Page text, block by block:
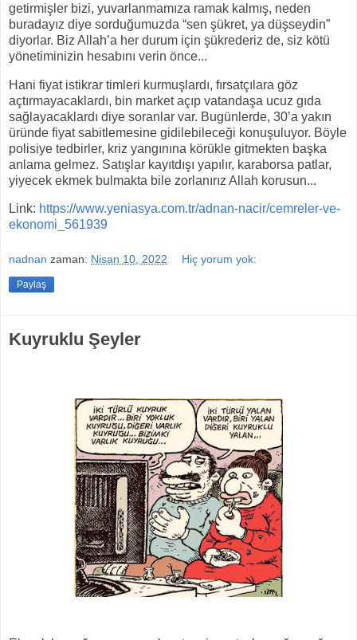
getirmişler bizi, yuvarlanmamıza ramak kalmış, neden
buradayız diye sorduğumuzda “sen şükret, ya düşseydin”
diyorlar. Biz Allah’a her durum için şükrederiz de, siz kötü
yönetiminizin hesabını verin önce...
Hani fiyat istikrar timleri kurmuşlardı, fırsatçılara göz
açtırmayacaklardı, bin market açıp vatandaşa ucuz gıda
sağlayacaklardı diye soranlar var. Bugünlerde, 30’a yakın
üründe fiyat sabitlemesine gidilebileceği konuşuluyor. Böyle
polisiye tedbirler, kriz yangınına körükle gitmekten başka
anlama gelmez. Satışlar kayıtdışı yapılır, karaborsa patlar,
yiyecek ekmek bulmakta bile zorlanırız Allah korusun...
Link: https://www.yeniasya.com.tr/adnan-nacir/cemreler-ve-
ekonomi_561939
nadnan zaman: Nisan 10, 2022 Hiç yorum yok:
Paylaş
Kuyruklu Şeyler